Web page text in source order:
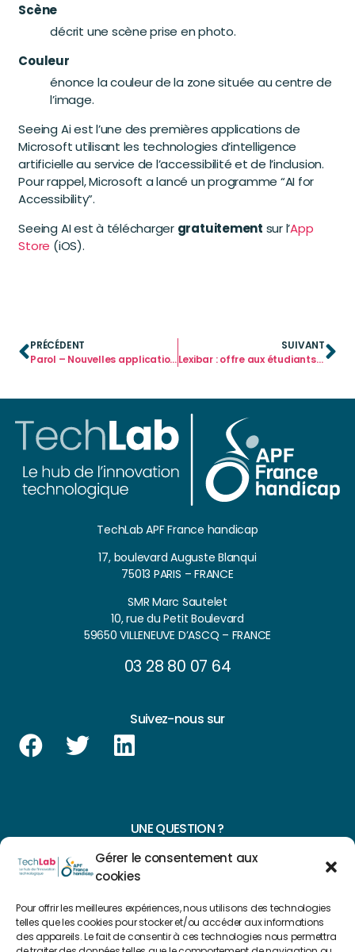
Gérer le consentement aux
cookies
Pour offrir les meilleures expériences, nous utilisons des technologies
telles que les cookies pour stocker et/ou accéder aux informations
des appareils. Le fait de consentir à ces technologies nous permettra
Scène
décrit une scène prise en photo.
Couleur
énonce la couleur de la zone située au centre de
l’image.
Seeing Ai est l’une des premières applications de
Microsoft utilisant les technologies d’intelligence
artificielle au service de l’accessibilité et de l’inclusion.
Pour rappel, Microsoft a lancé un programme “AI for
Accessibility”.
Seeing AI est à télécharger gratuitement sur l’App
Store (iOS).
PRÉCÉDENT
Parol – Nouvelles applications de communication sur iOS
SUIVANT
Lexibar : offre aux étudiants en orthophonie et ergothérapie
TechLab APF France handicap
17, boulevard Auguste Blanqui
75013 PARIS – FRANCE
SMR Marc Sautelet
10, rue du Petit Boulevard
59650 VILLENEUVE D’ASCQ – FRANCE
03 28 80 07 64
Suivez-nous sur
UNE QUESTION ?
CONTACTEZ-NOUS
NAVIGUER SUR NOTRE SITE
Plan du site